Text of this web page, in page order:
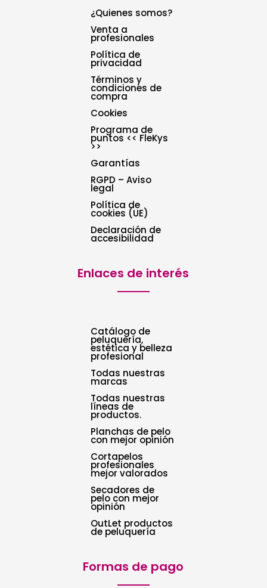
¿Quienes somos?
Venta a
profesionales
Política de
privacidad
Términos y
condiciones de
compra
Cookies
Programa de
puntos << FleKys
>>
Garantías
RGPD – Aviso
legal
Política de
cookies (UE)
Declaración de
accesibilidad
Enlaces de interés
Catálogo de
peluquería,
estética y belleza
profesional
Todas nuestras
marcas
Todas nuestras
líneas de
productos.
Planchas de pelo
con mejor opinión
Cortapelos
profesionales
mejor valorados
Secadores de
pelo con mejor
opinión
OutLet productos
de peluquería
Formas de pago